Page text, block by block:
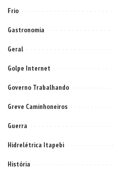
Frio
Gastronomia
Geral
Golpe Internet
Governo Trabalhando
Greve Caminhoneiros
Guerra
Hidrelétrica Itapebi
História